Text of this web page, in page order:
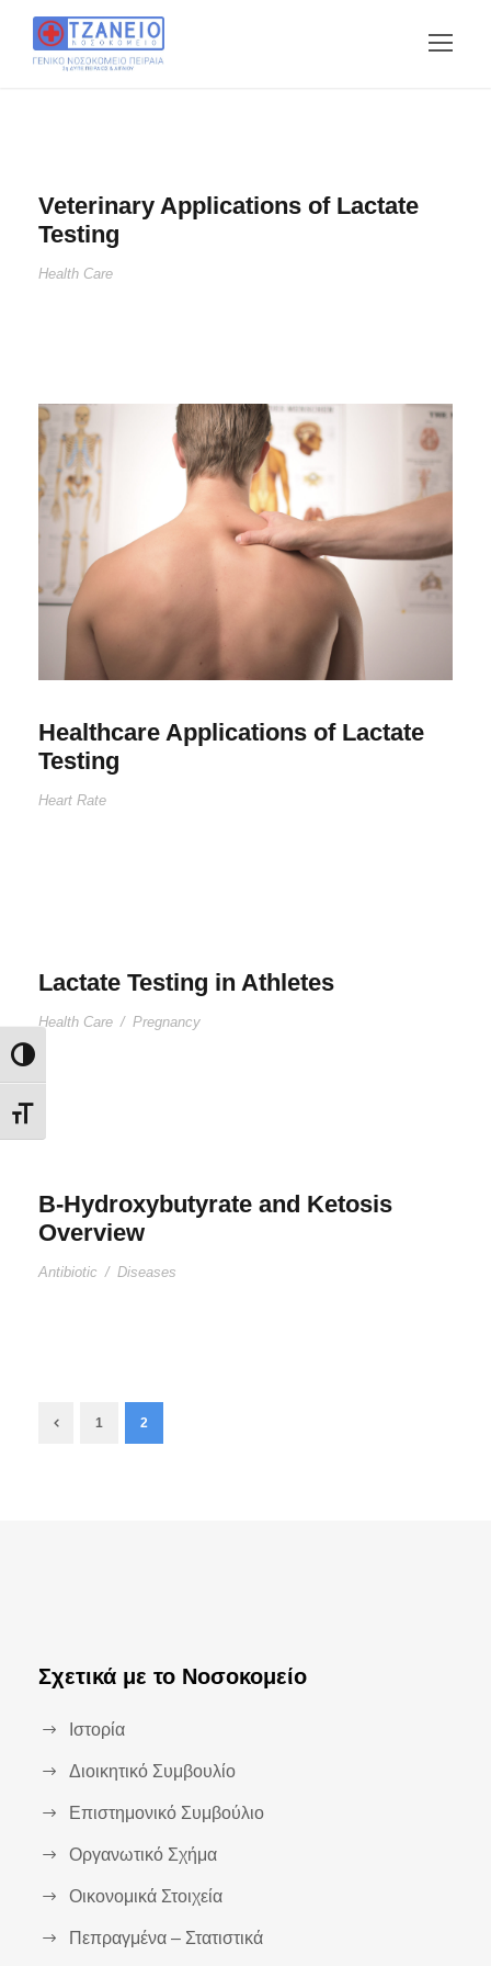
Εναλλαγή Υψηλής Αντίθεσης
Εναλλαγή Μεγέθους Γραμμάτων
Veterinary Applications of Lactate
Testing
Health Care
Healthcare Applications of Lactate
Testing
Heart Rate
Lactate Testing in Athletes
Health Care / Pregnancy
B-Hydroxybutyrate and Ketosis
Overview
Antibiotic / Diseases
1 2
Σχετικά με το Νοσοκομείο
Ιστορία
Διοικητικό Συμβουλίο
Επιστημονικό Συμβούλιο
Οργανωτικό Σχήμα
Οικονομικά Στοιχεία
Πεπραγμένα – Στατιστικά